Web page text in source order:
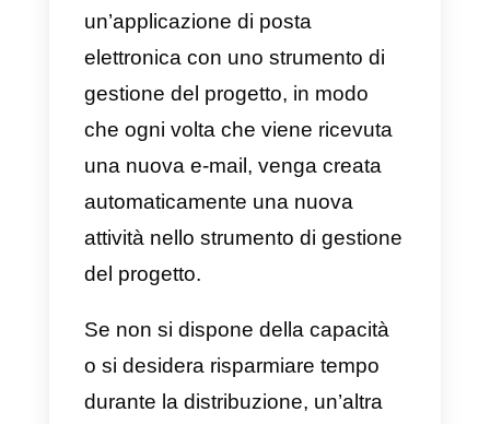
regola che prenda il modello del
messaggio personalizzato che
desideri inviare tramite
comprese le variabili che
verranno automaticamente
compilate con le informazioni
fornite dall’utente nel modulo,
come il suo nome.
In questo modo la regola